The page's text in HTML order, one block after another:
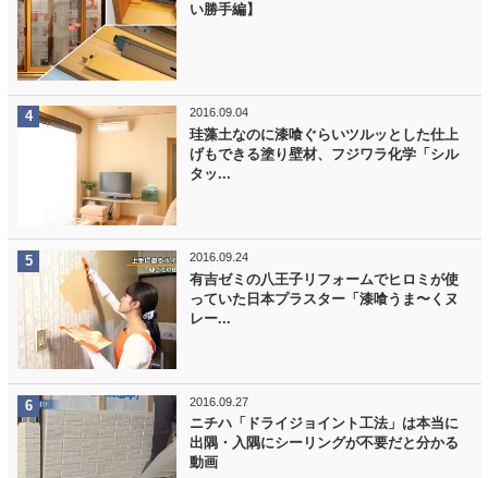
い勝手編】
2016.09.04
珪藻土なのに漆喰ぐらいツルッとした仕上
げもできる塗り壁材、フジワラ化学「シル
タッ...
2016.09.24
有吉ゼミの八王子リフォームでヒロミが使
っていた日本プラスター「漆喰うま〜くヌ
レー...
2016.09.27
ニチハ「ドライジョイント工法」は本当に
出隅・入隅にシーリングが不要だと分かる
動画